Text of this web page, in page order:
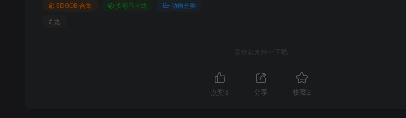
3DGOB 合集 多彩马卡龙
动物分类
# 龙
喜欢就支持一下吧
点赞 8 分享 收藏2